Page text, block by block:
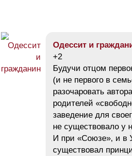
Одессит и
+2
Будучи отцом
(и не первого в
разочаровать
родителей
заведение для
не существовало у
И при «Союзе», и в
существовал